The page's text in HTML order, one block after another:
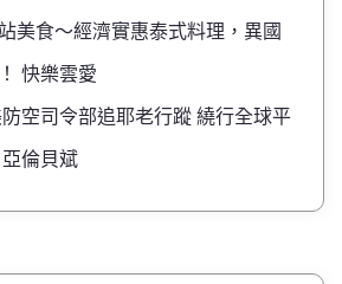
美食～經濟實惠泰式料理，異國
快樂雲愛
空司令部追耶老行蹤 繞行全球平
倫貝斌